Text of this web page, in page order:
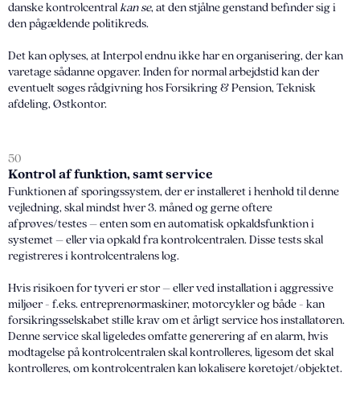
danske kontrolcentral kan se, at den stjålne genstand befinder sig i
den pågældende politikreds.
Det kan oplyses, at Interpol endnu ikke har en organisering, der kan
varetage sådanne opgaver. Inden for normal arbejdstid kan der
eventuelt søges rådgivning hos Forsikring & Pension, Teknisk
afdeling, Østkontor.
50
Kontrol af funktion, samt service
Funktionen af sporingssystem, der er installeret i henhold til denne
vejledning, skal mindst hver 3. måned og gerne oftere
afprøves/testes – enten som en automatisk opkaldsfunktion i
systemet – eller via opkald fra kontrolcentralen. Disse tests skal
registreres i kontrolcentralens log.
Hvis risikoen for tyveri er stor – eller ved installation i aggressive
miljøer - f.eks. entreprenørmaskiner, motorcykler og både - kan
forsikringsselskabet stille krav om et årligt service hos installatøren.
Denne service skal ligeledes omfatte generering af en alarm, hvis
modtagelse på kontrolcentralen skal kontrolleres, ligesom det skal
kontrolleres, om kontrolcentralen kan lokalisere køretøjet/objektet.